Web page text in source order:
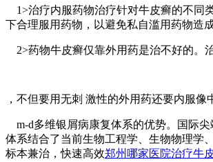
1>治疗内服药物治疗针对牛皮癣的不同
下合理服用药物，以避免私自滥用药物造
2>药物牛皮癣仅靠外用药是治不好的。
，不但要用无刺 激性的外用药还要内服
m-d多维银屑病康复体系的优势。国际尖
体系结合了当前生物工程学、生物物理学
标本兼治，快速高效郑州哪家医院治疗牛